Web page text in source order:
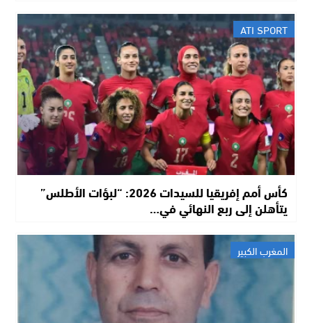
ATI SPORT
كأس أمم إفريقيا للسيدات 2026: “لبؤات الأطلس”
يتأهلن إلى ربع النهائي في…
المغرب الكبير